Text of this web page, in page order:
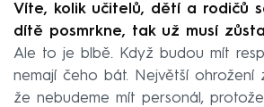
Víte, kolik učitelů, dětí a rodičů
dítě posmrkne, tak už musí
Ale to je blbě. Když budou mít
nemají čeho bát. Největší ohrožení
že nebudeme mít personál,